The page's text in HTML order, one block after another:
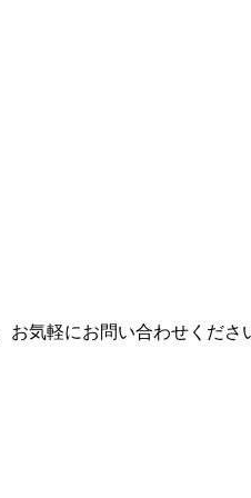
お気軽にお問い合わせくださ